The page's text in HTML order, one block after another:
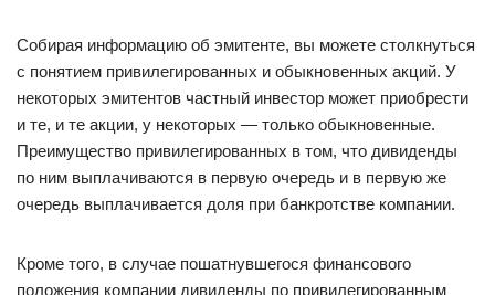
Собирая информацию об эмитенте, вы можете столкнуться
с понятием привилегированных и обыкновенных акций. У
некоторых эмитентов частный инвестор может приобрести
и те, и те акции, у некоторых — только обыкновенные.
Преимущество привилегированных в том, что дивиденды
по ним выплачиваются в первую очередь и в первую же
очередь выплачивается доля при банкротстве компании.
Кроме того, в случае пошатнувшегося финансового
положения компании дивиденды по привилегированным